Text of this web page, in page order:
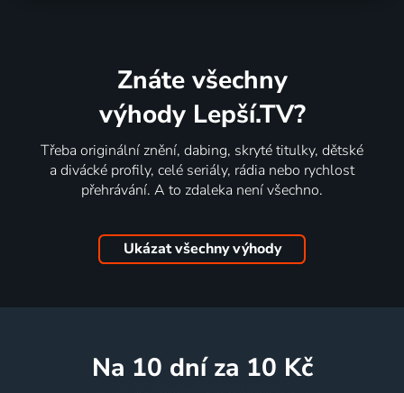
Znáte všechny
výhody Lepší.TV?
Třeba originální znění, dabing, skryté titulky, dětské
a divácké profily, celé seriály, rádia nebo rychlost
přehrávání. A to zdaleka není všechno.
Ukázat všechny výhody
na 10 dní za 10 Kč